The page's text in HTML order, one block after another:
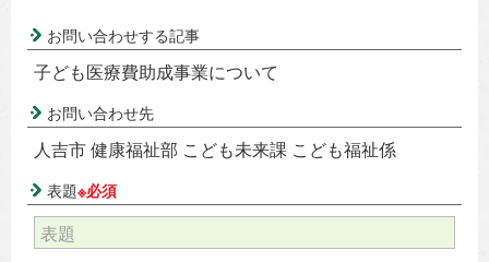
お問い合わせする記事
子ども医療費助成事業について
お問い合わせ先
人吉市 健康福祉部 こども未来課 こども福祉係
表題※必須